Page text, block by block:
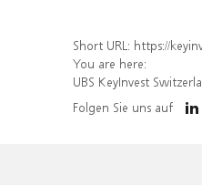
Short URL: https://keyinvest-
You are here:
UBS KeyInvest
Folgen Sie uns auf